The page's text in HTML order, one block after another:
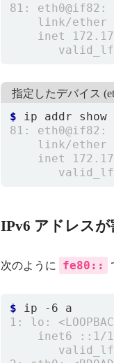
指定したデバイス
$
IPv6 アドレス
次のように fe80::
$